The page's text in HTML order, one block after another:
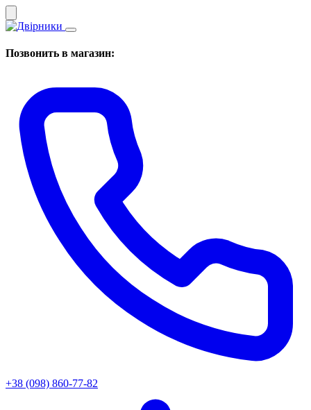
Позвонить в магазин:
+38 (098) 860-77-82